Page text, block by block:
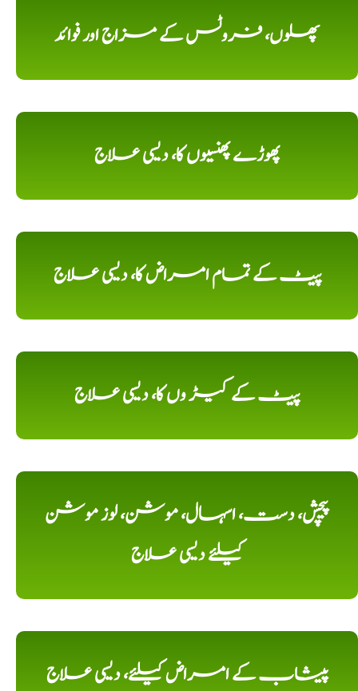
پھلوں، فروٹس کے مزاج اور فوائد
پھوڑے پھنسیوں کا، دیسی علاج
پیٹ کے تمام امراض کا، دیسی علاج
پیٹ کے کیڑ وں کا، دیسی علاج
پیچش، دست، اسہال، موشن، لوز موشن
کیلئے دیسی علاج
پیشاب کے امراض کیلئے، دیسی علاج